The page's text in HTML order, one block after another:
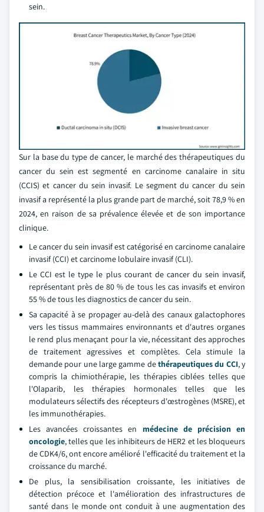
sein.
Sur la base du type de cancer, le marché des thérapeutiques du
cancer du sein est segmenté en carcinome canalaire in situ
(CCIS) et cancer du sein invasif. Le segment du cancer du sein
invasif a représenté la plus grande part de marché, soit 78,9 % en
2024, en raison de sa prévalence élevée et de son importance
clinique.
Le cancer du sein invasif est catégorisé en carcinome canalaire
invasif (CCI) et carcinome lobulaire invasif (CLI).
Le CCI est le type le plus courant de cancer du sein invasif,
représentant près de 80 % de tous les cas invasifs et environ
55 % de tous les diagnostics de cancer du sein.
Sa capacité à se propager au-delà des canaux galactophores
vers les tissus mammaires environnants et d'autres organes
le rend plus menaçant pour la vie, nécessitant des approches
de traitement agressives et complètes. Cela stimule la
demande pour une large gamme dethérapeutiques du CCI, y
compris la chimiothérapie, les thérapies ciblées telles que
l'Olaparib, les thérapies hormonales telles que les
modulateurs sélectifs des récepteurs d'œstrogènes (MSRE), et
les immunothérapies.
Les avancées croissantes en médecine de précision en
oncologie, telles que les inhibiteurs de HER2 et les bloqueurs
de CDK4/6, ont encore amélioré l'efficacité du traitement et la
croissance du marché.
De plus, la sensibilisation croissante, les initiatives de
détection précoce et l'amélioration des infrastructures de
santé dans le monde ont conduit à une augmentation des